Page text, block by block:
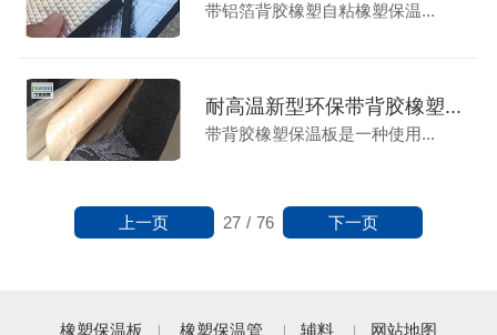
带铝箔背胶橡塑自粘橡塑保温...
耐高温新型环保带背胶橡塑...
带背胶橡塑保温板是一种使用...
27 / 76
上一页 下一页
橡塑保温板 橡塑保温管 辅料 网站地图